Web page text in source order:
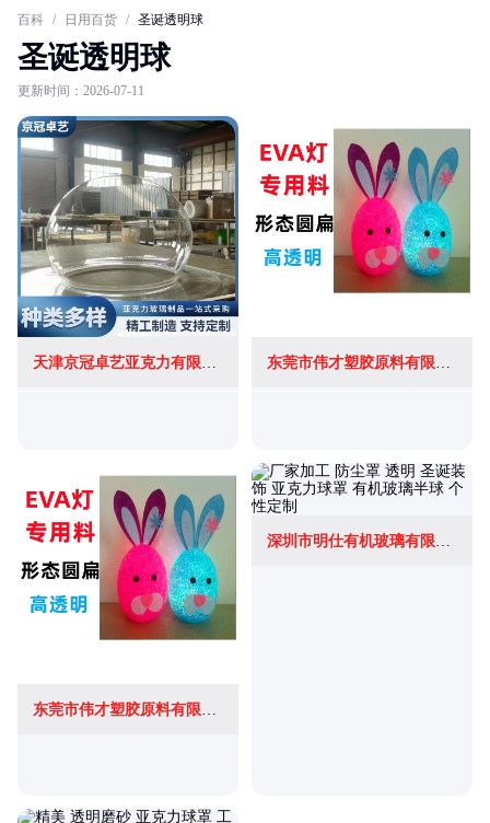
百科 / 日用百货 / 圣诞透明球
圣诞透明球
更新时间：2026-07-11
天津京冠卓艺亚克力有限公司 东莞市伟才塑胶原料有限公司